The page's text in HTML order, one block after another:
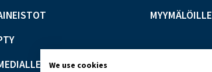
MYYMÄLÖILLE
We use cookies